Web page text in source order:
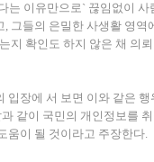
는 이유만으로` 끊임없이
그들의 은밀한 사생활 영역
지 확인도 하지 않은 채 의
장에 서 보면 이와 같은
같이 국민의 개인정보를
움이 될 것이라고 주장한다.